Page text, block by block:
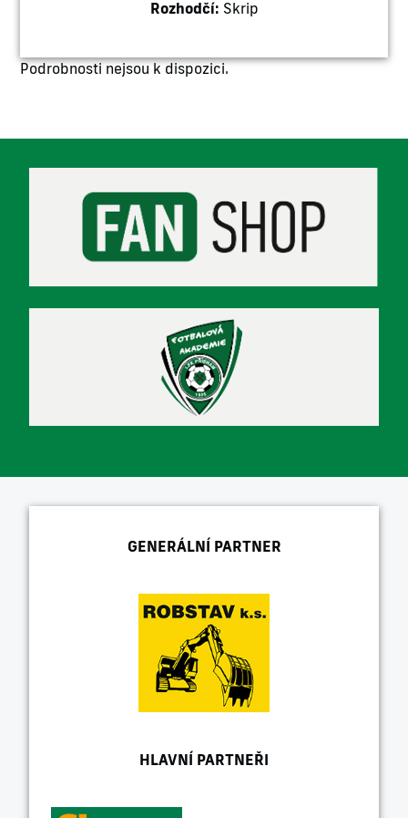
Rozhodčí: Skrip
Podrobnosti nejsou k dispozici.
GENERÁLNÍ PARTNER
HLAVNÍ PARTNEŘI